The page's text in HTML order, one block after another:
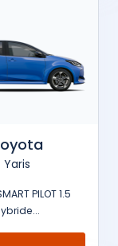
Yaris
PILOT 1.5